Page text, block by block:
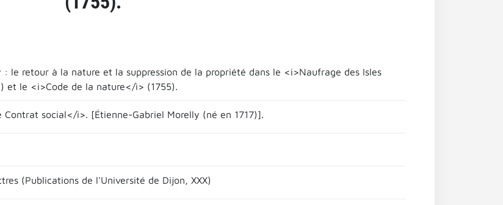
: le retour à la nature et la suppression de la propriété dans le <i>Naufrage des Isles
et le <i>Code de la nature</i> (1755).
Contrat social</i>. [Étienne-Gabriel Morelly (né en 1717)].
(Publications de l'Université de Dijon, XXX)